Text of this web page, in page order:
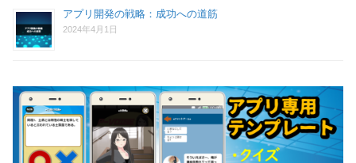
アプリ開発の戦略：成功への道筋
2024年4月1日